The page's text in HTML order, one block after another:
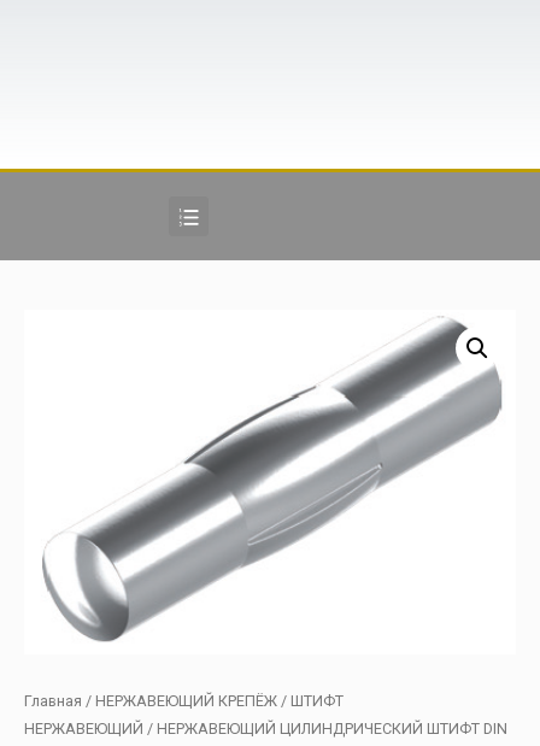
Главная / НЕРЖАВЕЮЩИЙ КРЕПЁЖ / ШТИФТ
НЕРЖАВЕЮЩИЙ / НЕРЖАВЕЮЩИЙ ЦИЛИНДРИЧЕСКИЙ ШТИФТ DIN